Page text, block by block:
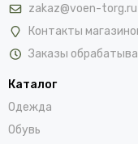
zakaz@voen-torg.ru
Контакты
Заказы
Каталог
Одежда
Обувь